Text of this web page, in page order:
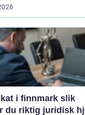
i finnmark slik
du riktig juridisk